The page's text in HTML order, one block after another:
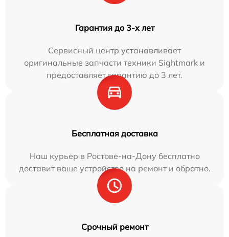
Гарантия до 3-х лет
Сервисный центр устанавливает
оригинальные запчасти техники Sightmark и
предоставляет гарантию до 3 лет.
Бесплатная доставка
Наш курьер в Ростове-на-Дону бесплатно
доставит ваше устройство на ремонт и обратно.
Срочный ремонт